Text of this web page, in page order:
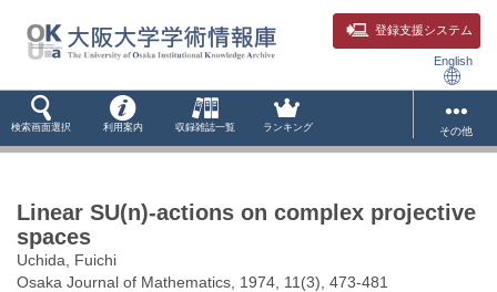
登録支援システム
English
検索画面選択 利用案内 収録雑誌一覧 ランキング その他
Linear SU(n)-actions on complex projective
spaces
Uchida, Fuichi
Osaka Journal of Mathematics, 1974, 11(3), 473-481